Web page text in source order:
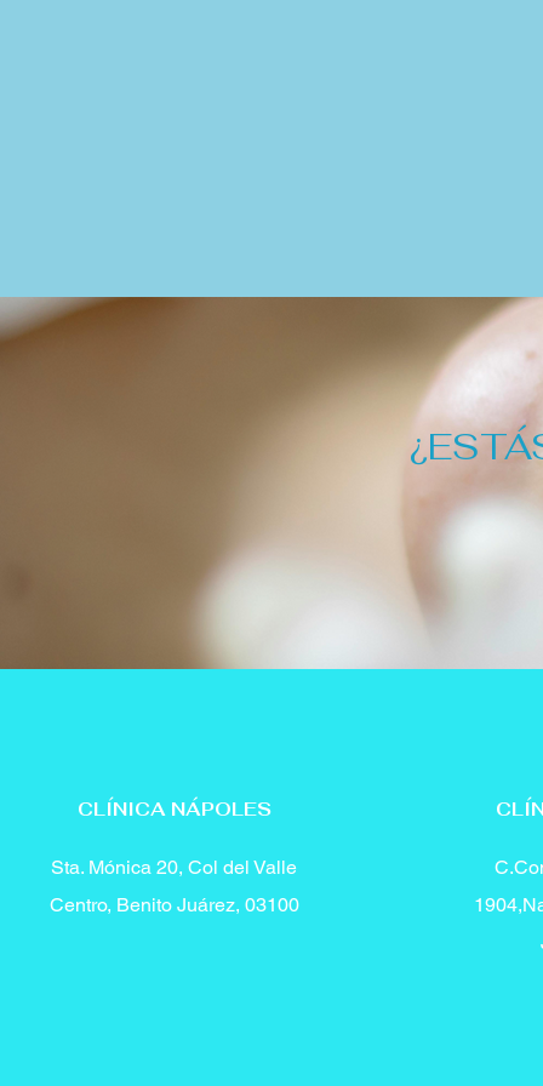
CLÍNICA NÁPOLES
Sta. Mónica 20, Col del Valle
Centro, Benito Juárez, 03100